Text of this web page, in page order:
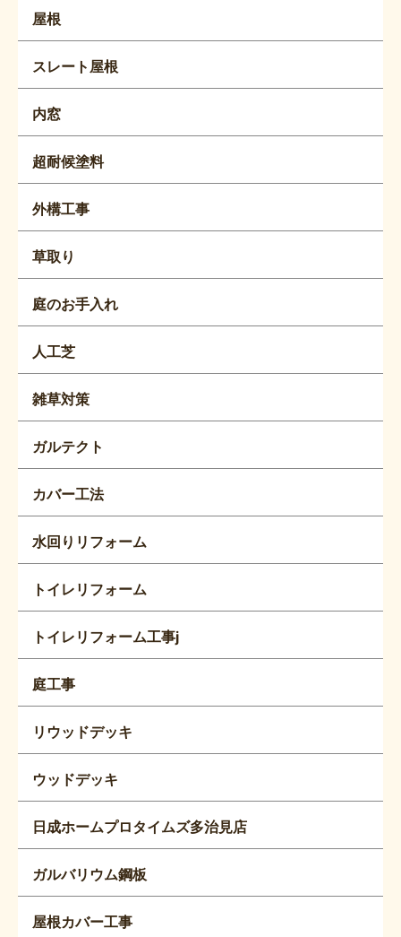
屋根
スレート屋根
内窓
超耐候塗料
外構工事
草取り
庭のお手入れ
人工芝
雑草対策
ガルテクト
カバー工法
水回りリフォーム
トイレリフォーム
トイレリフォーム工事j
庭工事
リウッドデッキ
ウッドデッキ
日成ホームプロタイムズ多治見店
ガルバリウム鋼板
屋根カバー工事